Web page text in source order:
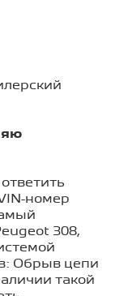
номер
308,
Обрыв цепи
такой